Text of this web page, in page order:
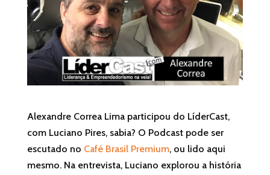
Alexandre Correa Lima participou do LíderCast,
com Luciano Pires, sabia? O Podcast pode ser
escutado no Café Brasil Premium, ou lido aqui
mesmo. Na entrevista, Luciano explorou a história